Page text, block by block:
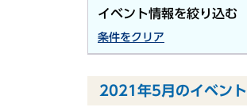
イベント情報を絞り込む
条件をクリア
2021年5月のイベント